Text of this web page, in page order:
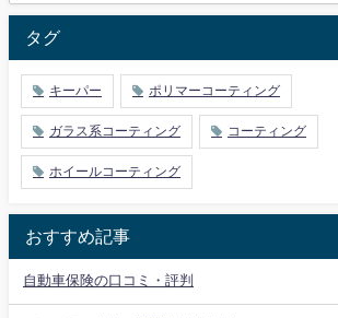
タグ
キーパー ポリマーコーティング
ガラス系コーティング コーティング
ホイールコーティング
おすすめ記事
自動車保険の口コミ・評判